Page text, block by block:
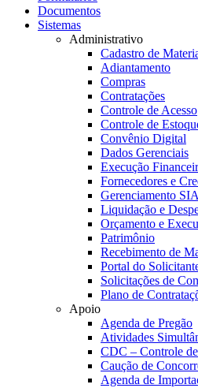
Documentos
Sistemas
Administrativo
Cadastro de
Adiantamento
Compras
Contratações
Controle de Acesso
Controle de
Convênio Digital
Dados Gerenciais
Execução
Fornecedores e
Gerenciamento
Liquidação e
Orçamento e
Patrimônio
Recebimento de
Portal do
Solicitações de
Plano de
Apoio
Agenda de Pregão
Atividades
CDC – Controle
Caução de
Agenda de